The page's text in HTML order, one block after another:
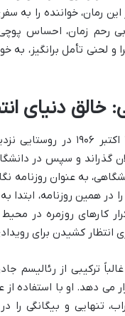
این رمان، خواننده را
بی رحم زمان، احساس
و لحنی تأمل برانگیز،
خالق دنیای
دینو بوتزاتی در ۱۴
به عنوان روزنامه
در همین روزنامه،
کارهای روزمره در
انتظار کشیدن برای
ترکیبی از رئالیسم
می دهد. او با استفاده
تنهایی و بیگانگی را